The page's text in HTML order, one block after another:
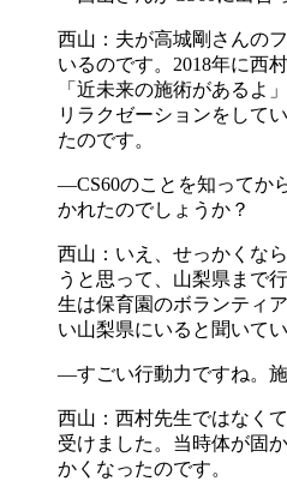
西山：夫が高城剛さんの
いるのです。2018年に西
「近未来の施術があるよ
リラクゼーションをして
たのです。
―CS60のことを知ってか
かれたのでしょうか？
西山：いえ、せっかくな
うと思って、山梨県まで
生は保育園のボランティ
い山梨県にいると聞いてい
―すごい行動力ですね。
西山：西村先生ではなく
受けました。当時体が固
かくなったのです。